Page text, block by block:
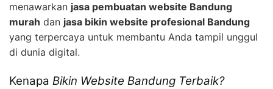
menawarkan jasa pembuatan website Bandung
murah dan jasa bikin website profesional Bandung
yang terpercaya untuk membantu Anda tampil unggul
di dunia digital.
Kenapa Bikin Website Bandung Terbaik?